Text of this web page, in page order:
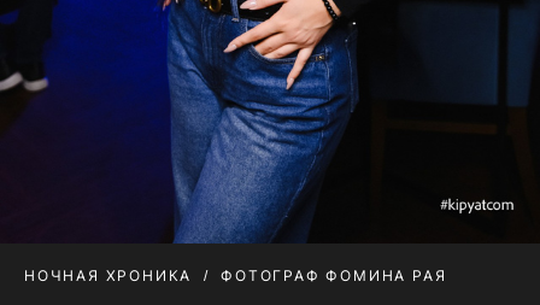
НОЧНАЯ ХРОНИКА ФОТОГРАФ ФОМИНА РАЯ